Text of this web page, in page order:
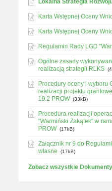
Lokalna Strategia
Karta Wstępnej Oceny
Karta Wstępnej Oceny
Regulamin Rady LGD
Ogólne zasady
realizacją strategii RLKS
Procedury oceny i wyboru
realizacji projektu
19.2 PROW (33kB)
Procedura realizacji
"Warmiński Zakątek" w
PROW (17kB)
Załącznik nr 9 do
własne
(17kB)
Zobacz wszystkie Dokumenty